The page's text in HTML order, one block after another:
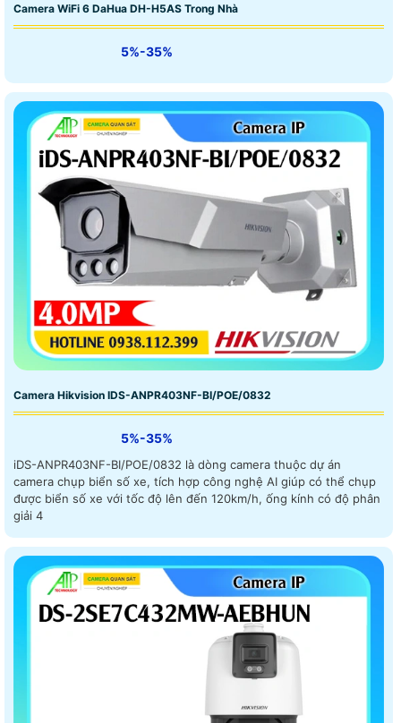
Camera WiFi 6 DaHua DH-H5AS Trong Nhà
5%-35%
Camera Hikvision IDS-ANPR403NF-BI/POE/0832
5%-35%
iDS-ANPR403NF-BI/POE/0832 là dòng camera thuộc dự án
camera chụp biển số xe, tích hợp công nghệ AI giúp có thể chụp
được biển số xe với tốc độ lên đến 120km/h, ống kính có độ phân
giải 4